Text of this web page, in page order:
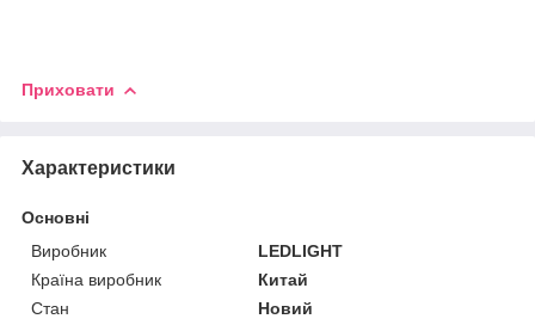
Приховати
Характеристики
Основні
Виробник
LEDLIGHT
Країна виробник
Китай
Стан
Новий